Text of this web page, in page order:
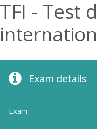
TFI - Test
Exam details
Exam